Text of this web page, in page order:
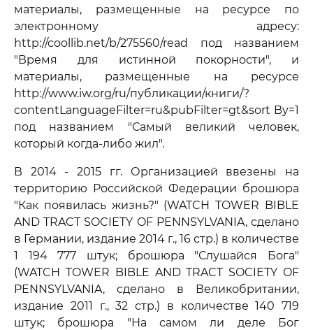
материалы, размещенные на ресурсе по
электронному адресу:
http://coollib.net/b/275560/read под названием
"Время для истинной покорности", и
материалы, размещенные на ресурсе
http://www.iw.org/ru/публикации/книги/?
contentLanguageFilter=ru&pubFilter=gt&sort By=1
под названием "Самый великий человек,
который когда-либо жил".
В 2014 - 2015 гг. Организацией ввезены на
территорию Российской Федерации брошюра
"Как появилась жизнь?" (WATCH TOWER BIBLE
AND TRACT SOCIETY OF PENNSYLVANIA, сделано
в Германии, издание 2014 г., 16 стр.) в количестве
1 194 777 штук; брошюра "Слушайся Бога"
(WATCH TOWER BIBLE AND TRACT SOCIETY OF
PENNSYLVANIA, сделано в Великобритании,
издание 2011 г., 32 стр.) в количестве 140 719
штук; брошюра "На самом ли деле Бог